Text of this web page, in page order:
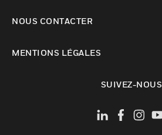
NOUS CONTACTER
MENTIONS LÉGALES
SUIVEZ-NOUS